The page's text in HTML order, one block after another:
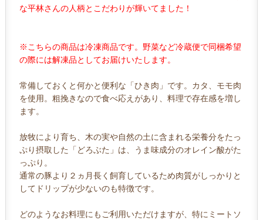
な平林さんの人柄とこだわりが輝いてました！
※こちらの商品は冷凍商品です。野菜など冷蔵便で同梱希望
の際には解凍品としてお届けいたします。
常備しておくと何かと便利な「ひき肉」です。カタ、モモ肉
を使用。粗挽きなので食べ応えがあり、料理で存在感を増し
ます。
放牧により育ち、木の実や自然の土に含まれる栄養分をたっ
ぷり摂取した「どろぶた」は、うま味成分のオレイン酸がた
っぷり。
通常の豚より２ヵ月長く飼育しているため肉質がしっかりと
してドリップが少ないのも特徴です。
どのようなお料理にもご利用いただけますが、特にミートソ